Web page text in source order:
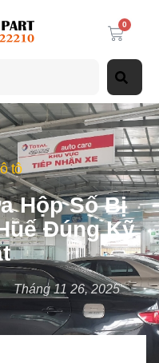
0
tô
Hộp Số Bị
Đúng Kỹ
Tháng 11 26, 2025